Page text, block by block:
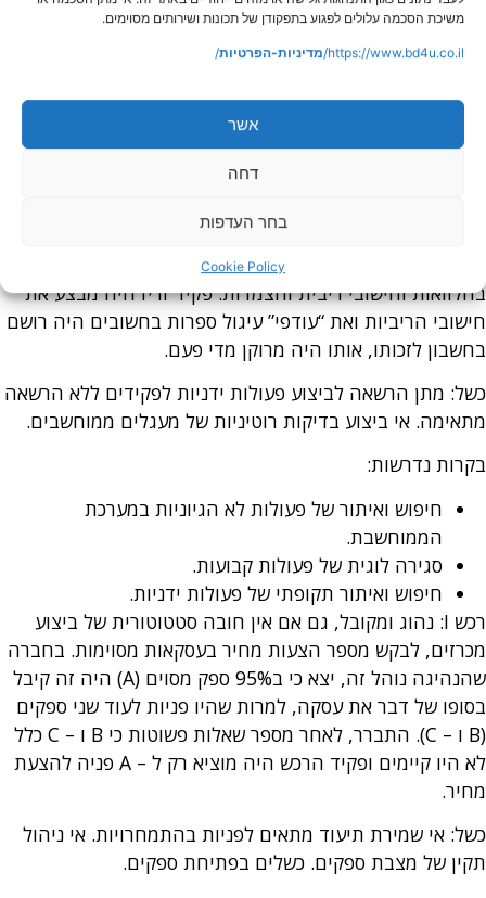
משיכת הסכמה עלולים לפגוע בתפקודן של תכונות ושירותים מסוימים.
https://www.bd4u.co.il/ מדיניות-הפרטיות/
אשר
דחה
בחר העדפות
Cookie Policy
לאחראי להתאמות הבנקים.
בקרות נדרשות:
בדיקת ביצוע וסגירת התאמות בנקים על ידי גורם שונה
מעבר על דפי בנק על ידי מורשה חתימה. זיהוי ובדיקה
שימוש באמצעי תשלום אלקטרוניים (מס”ב).
ניצול חישובי ריבית: תרגיל ידוע במקומות היכן שמרבים
בהלוואות וחישובי ריבית והצמדות. פקיד זריז היה מבצע את
חישובי הריביות ואת “עודפי” עיגול ספרות בחשובים היה רושם
בחשבון לזכותו, אותו היה מרוקן מדי פעם.
כשל: מתן הרשאה לביצוע פעולות ידניות לפקידים ללא הרשאה
מתאימה. אי ביצוע בדיקות רוטיניות של מעגלים ממוחשבים.
בקרות נדרשות:
חיפוש ואיתור של פעולות לא הגיוניות במערכת
הממוחשבת.
סגירה לוגית של פעולות קבועות.
חיפוש ואיתור תקופתי של פעולות ידניות.
רכש I: נהוג ומקובל, גם אם אין חובה סטטוטורית של ביצוע
מכרזים, לבקש מספר הצעות מחיר בעסקאות מסוימות. בחברה
שהנהיגה נוהל זה, יצא כי ב95% ספק מסוים (A) היה זה קיבל
בסופו של דבר את עסקה, למרות שהיו פניות לעוד שני ספקים
(B ו – C). התברר, לאחר מספר שאלות פשוטות כי B ו – C כלל
לא היו קיימים ופקיד הרכש היה מוציא רק ל – A פניה להצעת
מחיר.
כשל: אי שמירת תיעוד מתאים לפניות בהתמחרויות. אי ניהול
תקין של מצבת ספקים. כשלים בפתיחת ספקים.